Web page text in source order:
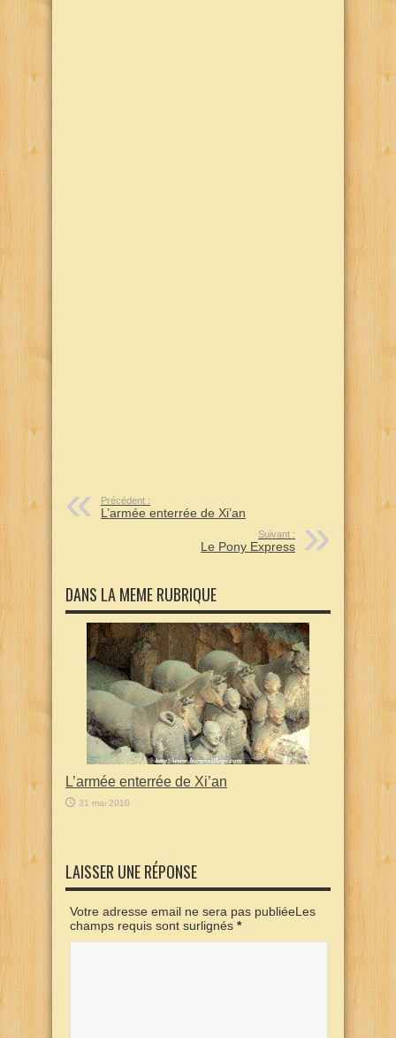
Précédent :
L’armée enterrée de Xi’an
Suivant :
Le Pony Express
DANS LA MEME RUBRIQUE
L’armée enterrée de Xi’an
31 mai 2010
LAISSER UNE RÉPONSE
Votre adresse email ne sera pas publiéeLes
champs requis sont surlignés *